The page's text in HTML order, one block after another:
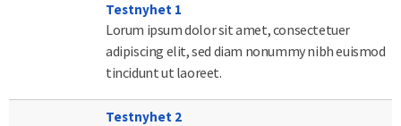
Testnyhet 1
Lorum ipsum dolor sit amet, consectetuer
adipiscing elit, sed diam nonummy nibh euismod
tincidunt ut laoreet.
Testnyhet 2